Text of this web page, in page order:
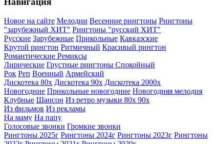
Новое на сайте Мелодии Весенние рингтоны Рингтоны
"зарубежный ХИТ" Рингтоны "русский ХИТ"
Русские Зарубежные Прикольные Кавказские
Крутой рингтон Ритмичный Красивый рингтон
Романтические Ремиксы
Лирические Грустные рингтоны Спокойный
Рок Реп Военный Армейский
Дискотека 80х Дискотека 90х Дискотека 2000х
Новогодние Прикольные новогодние Новогодняя мелодия
Клубные Шансон Из ретро музыки 80х 90х
Из фильмов Из рекламы
На маму На папу
Голосовые звонки Громкие звонки
Рингтоны 2025г Рингтоны 2024г Рингтоны 2023г Рингтоны